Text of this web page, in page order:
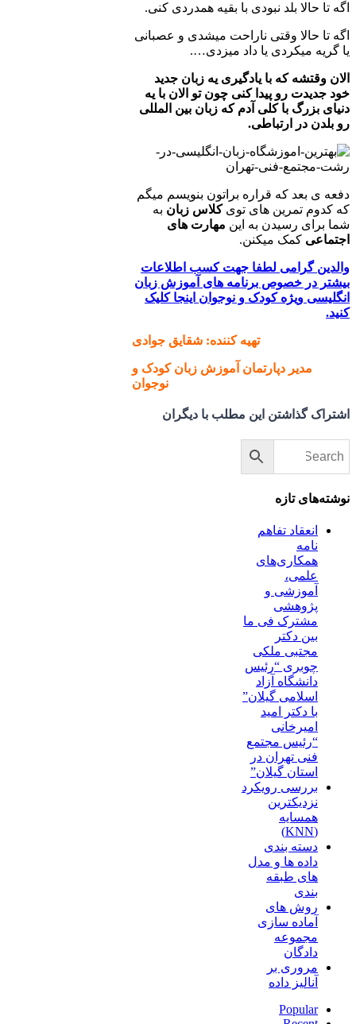
اگه تا حالا بلد نبودی با بقیه همدردی کنی.
اگه تا حالا وقتی ناراحت می­شدی و عصبانی
یا گریه می­کردی یا داد می­زدی….
الان وقتشه که با یادگیری یه زبان جدید
خود جدیدت رو پیدا کنی چون تو الان با یه
دنیای بزرگ با کلی آدم که زبان بین المللی
رو بلدن در ارتباطی.
دفعه ی بعد که قراره براتون بنویسم می­گم
که کدوم تمرین ­های تویکلاس زبان به
شما برای رسیدن به این مهارت های
اجتماعی کمک می­کنن.
والدین گرامی لطفا جهت کسب اطلاعات
بیشتر در خصوص برنامه های آموزش زبان
انگلیسی ویژه کودک و نوجوان اینجا کلیک
کنید.
تهیه کننده: شقایق جوادی
مدیر دپارتمان آموزش زبان کودک و
نوجوان
اشتراک گذاشتن این مطلب با دیگران
نوشته‌های تازه
انعقاد تفاهم
نامه
همکاری‌های
علمی،
آموزشی و
پژوهشی
مشترک فی ما
بین دکتر
مجتبی ملکی
چوبری “رئیس
دانشگاه آزاد
اسلامی گیلان”
با دکتر امید
امیرخانی
“رئیس مجتمع
فنی تهران در
استان گیلان”
بررسی رویکرد
نزدیکترین
همسایه
(KNN)
دسته‌ بندی
داده‌ ها و مدل‌
های طبقه‌
بندی
روش های
آماده سازی
مجموعه
دادگان
مروری بر
آنالیز داده
Popular